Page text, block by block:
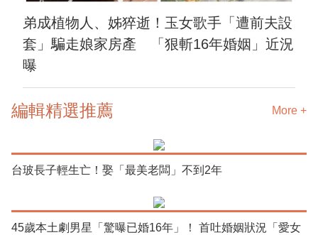
弟成植物人、姊猝逝！玉女歌手「遭前夫設
套」騙走娘家房產 「狠斬16年婚姻」近況
曝
編輯精選推薦 More +
台玻長子輕生亡！娶「最美老闆」不到2年
45歲本土劇男星「驚曝已婚16年」！ 首吐婚姻狀況「愛女